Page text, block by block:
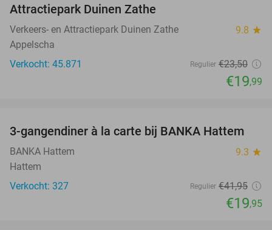
Attractiepark Duinen Zathe
Verkeers- en Attractiepark Duinen Zathe 9.8 star
Appelscha
Verkocht: 45.871
Regulier €23,50
€19,99
52%
3-gangendiner à la carte bij BANKA Hattem
BANKA Hattem 9.3 star
Hattem
Verkocht: 327
Regulier €41,95
€19,95